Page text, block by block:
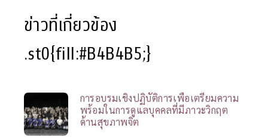
ข่าวที่เกี่ยวข้อง
.st0{fill:#B4B4B5;}
การอบรมเชิงปฏิบัติการเพื่อเตรียมความ
พร้อมในการดูแลบุคคลที่มีภาวะวิกฤต
ด้านสุขภาพจิต